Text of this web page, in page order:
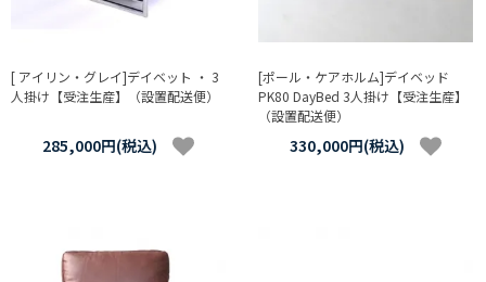
[ アイリン・グレイ]デイベット ・ 3
人掛け【受注生産】（設置配送便）
285,000円(税込)
[ポール・ケアホルム]デイベッド
PK80 DayBed 3人掛け【受注生産】
（設置配送便）
330,000円(税込)